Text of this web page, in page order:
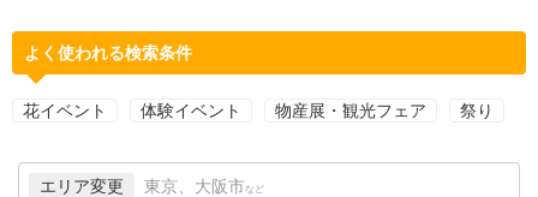
よく使われる検索条件
花イベント 体験イベント 物産展・観光フェア 祭り
エリア変更 東京、大阪市 など